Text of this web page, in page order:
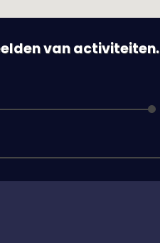
van activiteiten.